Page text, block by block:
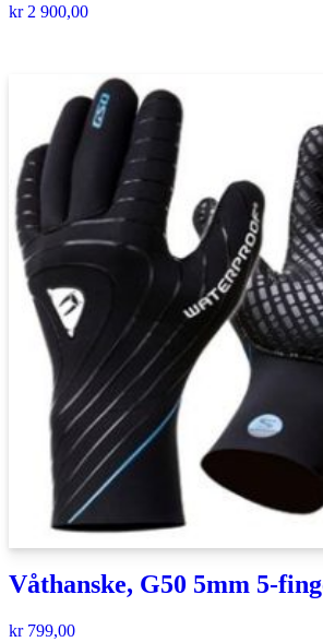
kr2 900,00
Våthanske, G50 5mm 5-
kr799,00